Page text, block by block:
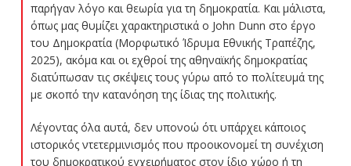
παρήγαν λόγο και θεωρία για τη δημοκρατία. Και μάλιστα,
όπως μας θυμίζει χαρακτηριστικά ο John Dunn στο έργο
του Δημοκρατία (Μορφωτικό Ίδρυμα Εθνικής Τραπέζης,
2025), ακόμα και οι εχθροί της αθηναϊκής δημοκρατίας
διατύπωσαν τις σκέψεις τους γύρω από το πολίτευμά της
με σκοπό την κατανόηση της ίδιας της πολιτικής.
Λέγοντας όλα αυτά, δεν υπονοώ ότι υπάρχει κάποιος
ιστορικός ντετερμινισμός που προοικονομεί τη συνέχιση
του δημοκρατικού εγχειρήματος στον ίδιο χώρο ή τη